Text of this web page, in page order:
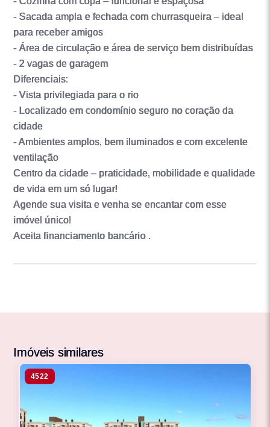
- Sacada ampla e fechada com churrasqueira – ideal
para receber amigos
- Área de circulação e área de serviço bem distribuídas
- 2 vagas de garagem
Diferenciais:
- Vista privilegiada para o rio
- Localizado em condomínio seguro no coração da
cidade
- Ambientes amplos, bem iluminados e com excelente
ventilação
Centro da cidade – praticidade, mobilidade e qualidade
de vida em um só lugar!
Agende sua visita e venha se encantar com esse
imóvel único!
Aceita financiamento bancário .
Imóveis similares
4522